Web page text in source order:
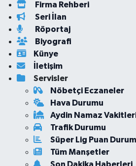
Firma Rehberi
Seri İlan
Röportaj
Biyografi
Künye
İletişim
Servisler
Nöbetçi Eczaneler
Hava Durumu
Aydin Namaz
Trafik Durumu
Süper Lig Puan
Tüm Manşetler
Son Dakika Haberleri